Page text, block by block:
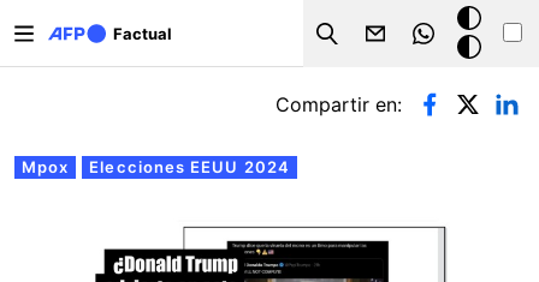
Factual
Search
Modo
oscuro
Solapas principales
Mpox Elecciones EEUU 2024
Compartir en: